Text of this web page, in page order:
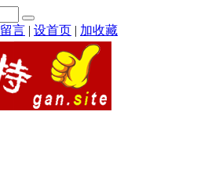
留言 | 设首页 | 加收藏